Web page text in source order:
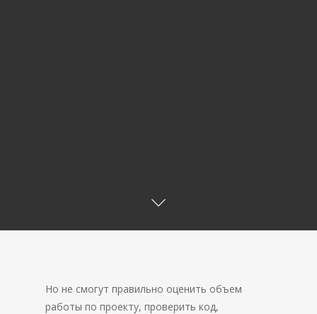
Но не смогут правильно оценить объем
работы по проекту, проверить код,